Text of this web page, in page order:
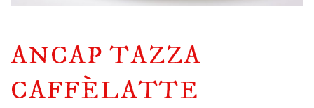
ANCAP TAZZA
CAFFÈLATTE